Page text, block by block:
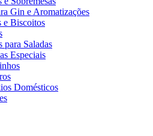
Gin e Aromatizações
e Biscoitos
para Saladas
Especiais
Domésticos